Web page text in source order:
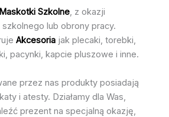
Maskotki Szkolne, z okazji
lub obrony pracy.
Akcesoriajak plecaki, torebki,
pacynki, kapcie pluszowe i inne.
przez nas produkty posiadają
i atesty. Działamy dla Was,
prezent na specjalną okazję,